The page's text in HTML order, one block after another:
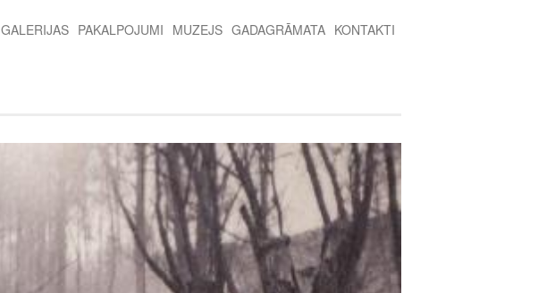
GALERIJAS PAKALPOJUMI MUZEJS GADAGRĀMATA KONTAKTI